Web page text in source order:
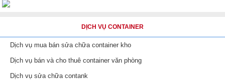
DỊCH VỤ CONTAINER
Dịch vụ mua bán sửa chữa container kho
Dịch vụ bán và cho thuê container văn phòng
Dịch vụ sửa chữa contank